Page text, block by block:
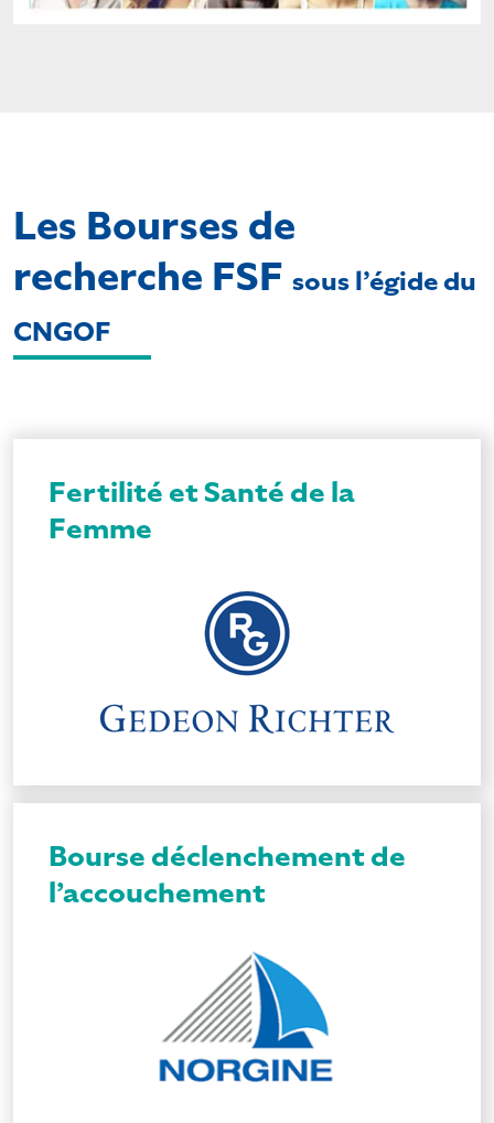
Les Bourses de
recherche FSF sous l’égide du
CNGOF
Fertilité et Santé de la
Femme
Bourse déclenchement de
l’accouchement